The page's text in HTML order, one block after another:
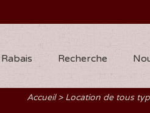
Rabais Recherche
Accueil Location de tous